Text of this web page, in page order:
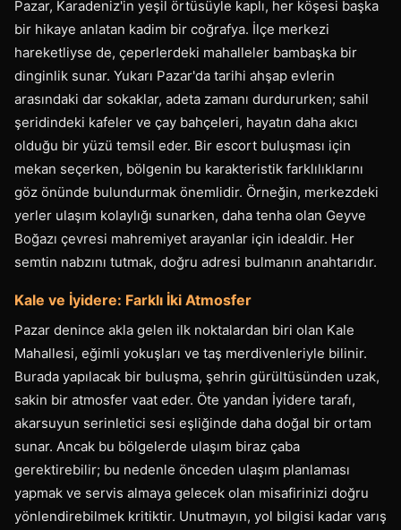
Pazar, Karadeniz'in yeşil örtüsüyle kaplı, her köşesi başka
bir hikaye anlatan kadim bir coğrafya. İlçe merkezi
hareketliyse de, çeperlerdeki mahalleler bambaşka bir
dinginlik sunar. Yukarı Pazar'da tarihi ahşap evlerin
arasındaki dar sokaklar, adeta zamanı durdururken; sahil
şeridindeki kafeler ve çay bahçeleri, hayatın daha akıcı
olduğu bir yüzü temsil eder. Bir escort buluşması için
mekan seçerken, bölgenin bu karakteristik farklılıklarını
göz önünde bulundurmak önemlidir. Örneğin, merkezdeki
yerler ulaşım kolaylığı sunarken, daha tenha olan Geyve
Boğazı çevresi mahremiyet arayanlar için idealdir. Her
semtin nabzını tutmak, doğru adresi bulmanın anahtarıdır.
Kale ve İyidere: Farklı İki Atmosfer
Pazar denince akla gelen ilk noktalardan biri olan Kale
Mahallesi, eğimli yokuşları ve taş merdivenleriyle bilinir.
Burada yapılacak bir buluşma, şehrin gürültüsünden uzak,
sakin bir atmosfer vaat eder. Öte yandan İyidere tarafı,
akarsuyun serinletici sesi eşliğinde daha doğal bir ortam
sunar. Ancak bu bölgelerde ulaşım biraz çaba
gerektirebilir; bu nedenle önceden ulaşım planlaması
yapmak ve servis almaya gelecek olan misafirinizi doğru
yönlendirebilmek kritiktir. Unutmayın, yol bilgisi kadar varış